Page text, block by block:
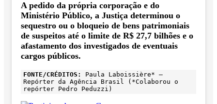
A pedido da própria corporação e do
Ministério Público, a Justiça determinou o
sequestro ou o bloqueio de bens patrimoniais
de suspeitos até o limite de R$ 27,7 bilhões e o
afastamento dos investigados de eventuais
cargos públicos.
FONTE/CRÉDITOS:
Paula Laboissière* –
Repórter da Agência Brasil (*Colaborou o
repórter Pedro Peduzzi)